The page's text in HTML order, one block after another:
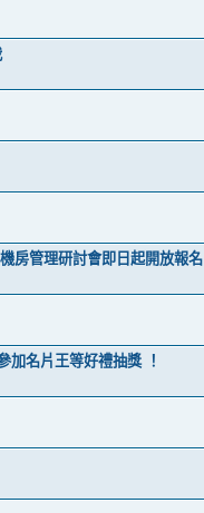
房管理研討會即日起開放報名
加名片王等好禮抽獎 ！